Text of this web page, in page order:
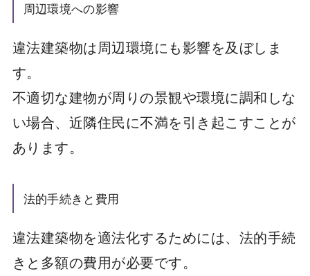
周辺環境への影響
違法建築物は周辺環境にも影響を及ぼしま
す。
不適切な建物が周りの景観や環境に調和しな
い場合、近隣住民に不満を引き起こすことが
あります。
法的手続きと費用
違法建築物を適法化するためには、法的手続
きと多額の費用が必要です。